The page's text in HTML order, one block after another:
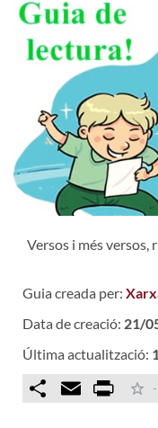
Versos i més versos,
Guia creada per:
Data de creació: 21/
Última actualització:
Comparteix
Email Print -